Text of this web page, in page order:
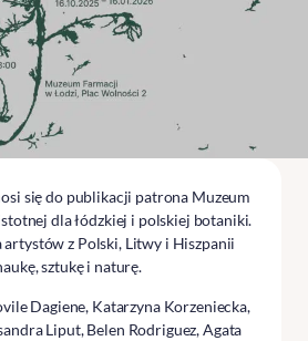
się do publikacji patrona Muzeum
dla łódzkiej i polskiej botaniki.
artystów z Polski, Litwy i Hiszpanii
sztukę i naturę.
Dagiene, Katarzyna Korzeniecka,
Liput, Belen Rodriguez, Agata